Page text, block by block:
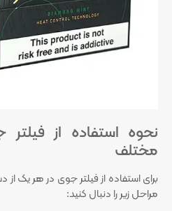
نحوه استفاده از
مختلف
برای استفاده از فیلتر جوی در هر یک
مراحل زیر را دنبال کنید: